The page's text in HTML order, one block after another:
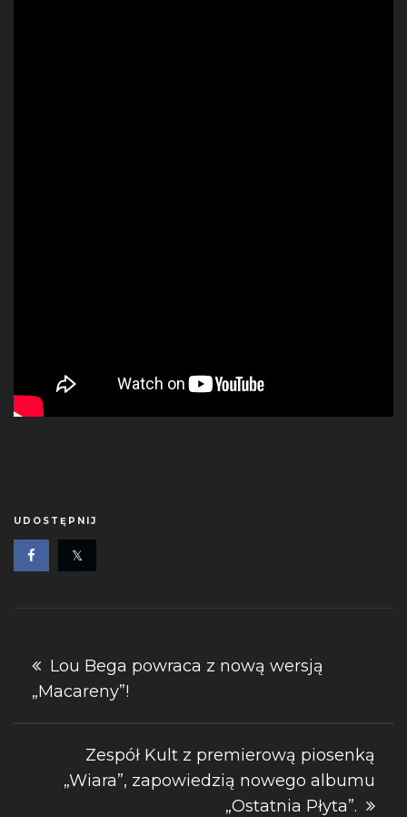
UDOSTĘPNIJ
Nawigacja
wpisu
Lou Bega powraca z nową wersją
„Macareny”!
Zespół Kult z premierową piosenką
„Wiara”, zapowiedzią nowego albumu
„Ostatnia Płyta”.